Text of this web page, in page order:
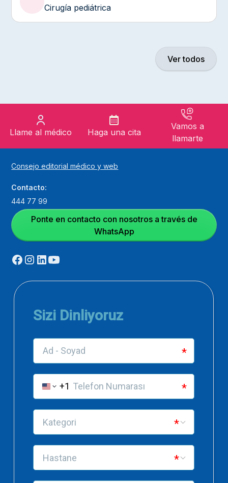
Cirugía pediátrica
Ver todos
Llame al médico Haga una cita
Vamos a
llamarte
Consejo editorial médico y web
Contacto:
444 77 99
Ponte en contacto con nosotros a través de
WhatsApp